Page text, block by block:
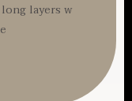
layers w